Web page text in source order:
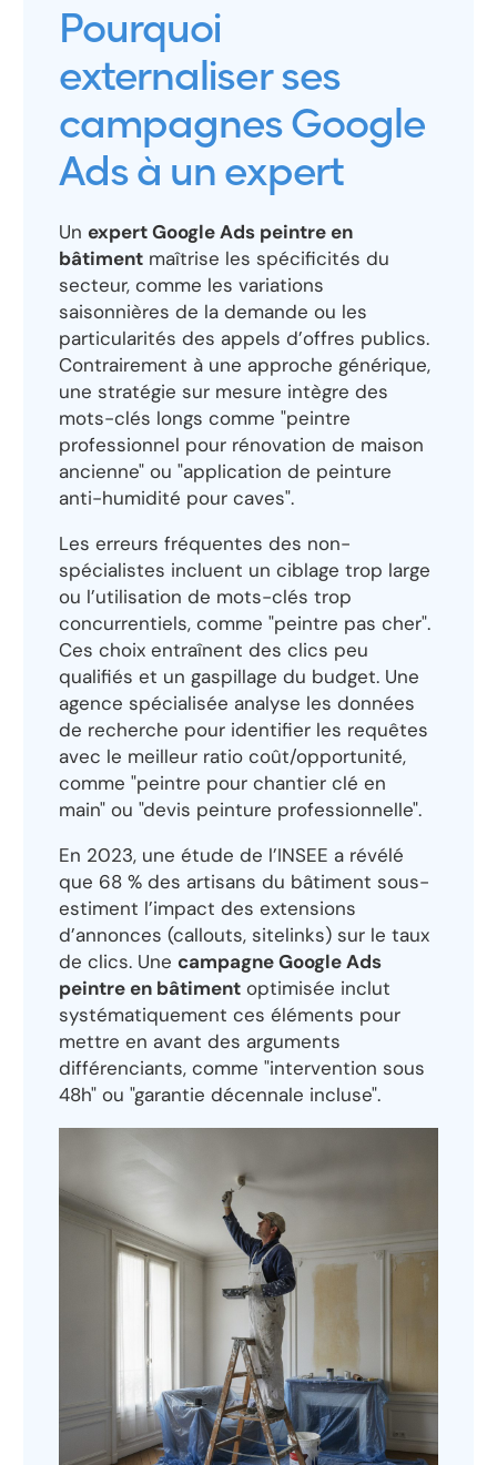
Pourquoi
externaliser ses
campagnes Google
Ads à un expert
Un expert Google Ads peintre en
bâtiment maîtrise les spécificités du
secteur, comme les variations
saisonnières de la demande ou les
particularités des appels d’offres publics.
Contrairement à une approche générique,
une stratégie sur mesure intègre des
mots-clés longs comme "peintre
professionnel pour rénovation de maison
ancienne" ou "application de peinture
anti-humidité pour caves".
Les erreurs fréquentes des non-
spécialistes incluent un ciblage trop large
ou l’utilisation de mots-clés trop
concurrentiels, comme "peintre pas cher".
Ces choix entraînent des clics peu
qualifiés et un gaspillage du budget. Une
agence spécialisée analyse les données
de recherche pour identifier les requêtes
avec le meilleur ratio coût/opportunité,
comme "peintre pour chantier clé en
main" ou "devis peinture professionnelle".
En 2023, une étude de l’INSEE a révélé
que 68 % des artisans du bâtiment sous-
estiment l’impact des extensions
d’annonces (callouts, sitelinks) sur le taux
de clics. Une campagne Google Ads
peintre en bâtiment optimisée inclut
systématiquement ces éléments pour
mettre en avant des arguments
différenciants, comme "intervention sous
48h" ou "garantie décennale incluse".